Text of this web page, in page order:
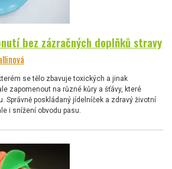
bez zázračných doplňků stravy
se tělo zbavuje toxických a jinak
zapomenout na různé kůry a šťávy, které
Správně poskládaný jídelníček a zdravý životní
i snížení obvodu pasu.